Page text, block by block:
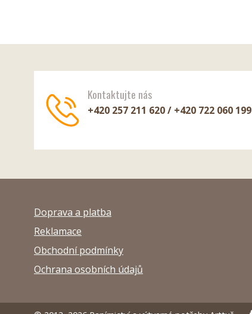
Kontaktujte nás
+420 257 211 620 / +420 722 060 199
Doprava a platba
Reklamace
Obchodní podmínky
Ochrana osobních údajů